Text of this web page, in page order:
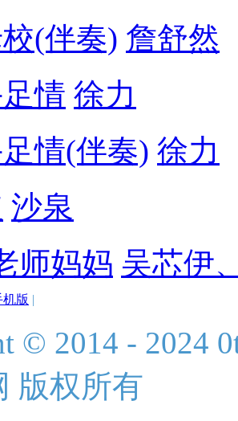
(伴奏) 詹舒然
情 徐力
情(伴奏) 徐力
沙泉
师妈妈 吴芯伊
机版 |
© 2014 - 2024
版权所有